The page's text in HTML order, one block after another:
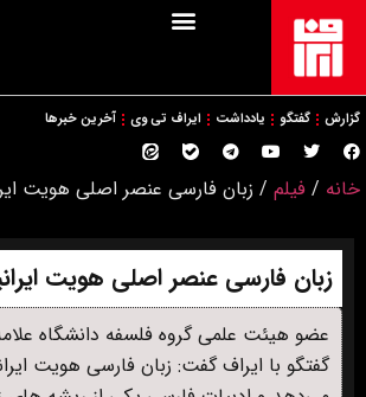
گزارش گفتگو یادداشت ایراف تی وی آخرین خبرها
خانه / فیلم / زبان فارسی عنصر اصلی هویت
زبان فارسی عنصر اصلی هویت
عضو هیئت علمی گروه فلسفه دانشگاه
گفتگو با ایراف گفت: زبان فارسی هویت